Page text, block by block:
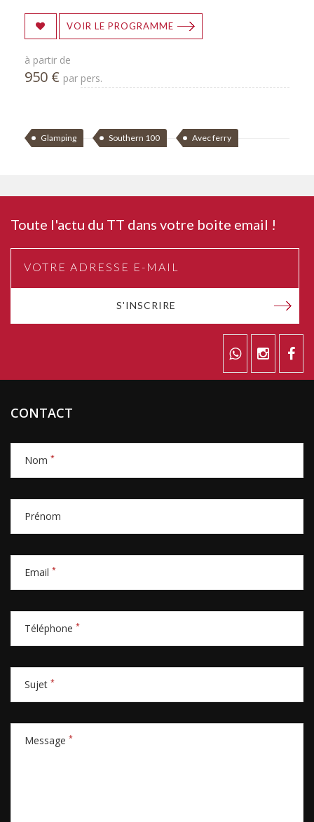
VOIR LE PROGRAMME
à partir de
950 € par pers.
Glamping Southern 100 Avec ferry
Toute l'actu du TT dans votre boite email !
S'INSCRIRE
CONTACT
Nom *
Prénom
Email *
Téléphone *
Sujet *
Message *